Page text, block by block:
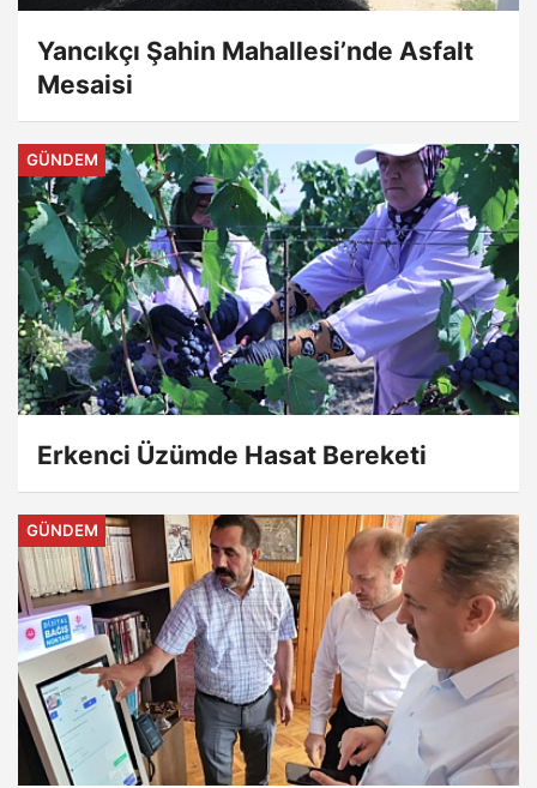
Yancıkçı Şahin Mahallesi’nde Asfalt
Mesaisi
GÜNDEM
Erkenci Üzümde Hasat Bereketi
GÜNDEM